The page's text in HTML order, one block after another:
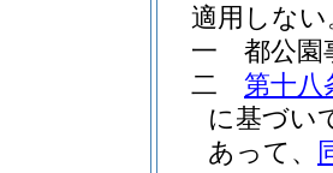
適用しない
一
都公園
二
第十八
に基づい
あって、